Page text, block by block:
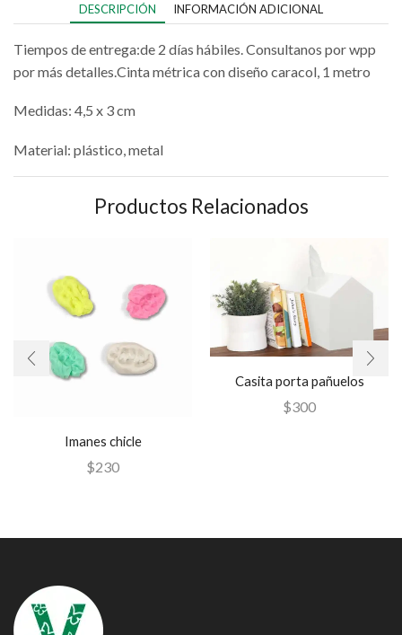
DESCRIPCIÓN INFORMACIÓN ADICIONAL
Tiempos de entrega:de 2 días hábiles. Consultanos por wpp
por más detalles.Cinta métrica con diseño caracol, 1 metro
Medidas: 4,5 x 3 cm
Material: plástico, metal
Productos Relacionados
Imanes chicle
$230
Casita porta pañuelos
$300